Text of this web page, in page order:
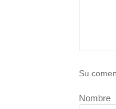
Su
Nombre